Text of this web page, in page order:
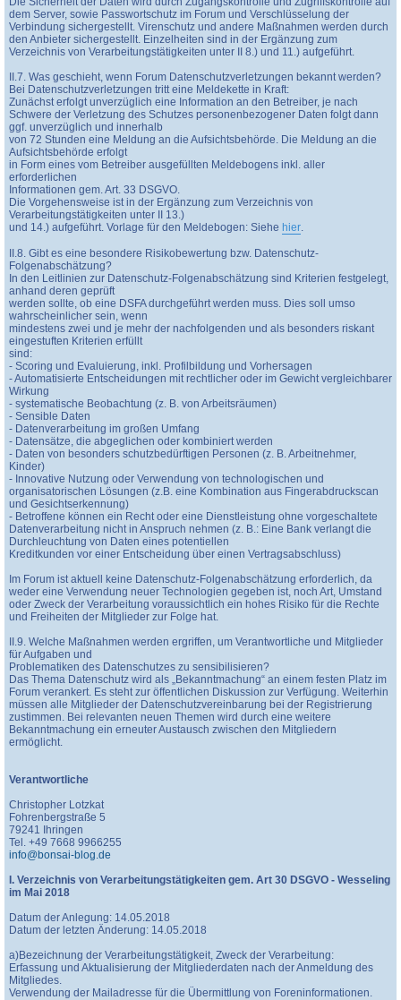
dem Server, sowie Passwortschutz im Forum und Verschlüsselung der
Verbindung sichergestellt. Virenschutz und andere Maßnahmen werden durch
den Anbieter sichergestellt. Einzelheiten sind in der Ergänzung zum
Verzeichnis von Verarbeitungstätigkeiten unter II 8.) und 11.) aufgeführt.
II.7. Was geschieht, wenn Forum Datenschutzverletzungen bekannt werden?
Bei Datenschutzverletzungen tritt eine Meldekette in Kraft:
Zunächst erfolgt unverzüglich eine Information an den Betreiber, je nach
Schwere der Verletzung des Schutzes personenbezogener Daten folgt dann
ggf. unverzüglich und innerhalb
von 72 Stunden eine Meldung an die Aufsichtsbehörde. Die Meldung an die
Aufsichtsbehörde erfolgt
in Form eines vom Betreiber ausgefüllten Meldebogens inkl. aller
erforderlichen
Informationen gem. Art. 33 DSGVO.
Die Vorgehensweise ist in der Ergänzung zum Verzeichnis von
Verarbeitungstätigkeiten unter II 13.)
und 14.) aufgeführt. Vorlage für den Meldebogen: Siehe hier.
II.8. Gibt es eine besondere Risikobewertung bzw. Datenschutz-
Folgenabschätzung?
In den Leitlinien zur Datenschutz-Folgenabschätzung sind Kriterien festgelegt,
anhand deren geprüft
werden sollte, ob eine DSFA durchgeführt werden muss. Dies soll umso
wahrscheinlicher sein, wenn
mindestens zwei und je mehr der nachfolgenden und als besonders riskant
eingestuften Kriterien erfüllt
sind:
- Scoring und Evaluierung, inkl. Profilbildung und Vorhersagen
- Automatisierte Entscheidungen mit rechtlicher oder im Gewicht vergleichbarer
Wirkung
- systematische Beobachtung (z. B. von Arbeitsräumen)
- Sensible Daten
- Datenverarbeitung im großen Umfang
- Datensätze, die abgeglichen oder kombiniert werden
- Daten von besonders schutzbedürftigen Personen (z. B. Arbeitnehmer,
Kinder)
- Innovative Nutzung oder Verwendung von technologischen und
organisatorischen Lösungen (z.B. eine Kombination aus Fingerabdruckscan
und Gesichtserkennung)
- Betroffene können ein Recht oder eine Dienstleistung ohne vorgeschaltete
Datenverarbeitung nicht in Anspruch nehmen (z. B.: Eine Bank verlangt die
Durchleuchtung von Daten eines potentiellen
Kreditkunden vor einer Entscheidung über einen Vertragsabschluss)
Im Forum ist aktuell keine Datenschutz-Folgenabschätzung erforderlich, da
weder eine Verwendung neuer Technologien gegeben ist, noch Art, Umstand
oder Zweck der Verarbeitung voraussichtlich ein hohes Risiko für die Rechte
und Freiheiten der Mitglieder zur Folge hat.
II.9. Welche Maßnahmen werden ergriffen, um Verantwortliche und Mitglieder
für Aufgaben und
Problematiken des Datenschutzes zu sensibilisieren?
Das Thema Datenschutz wird als „Bekanntmachung“ an einem festen Platz im
Forum verankert. Es steht zur öffentlichen Diskussion zur Verfügung. Weiterhin
müssen alle Mitglieder der Datenschutzvereinbarung bei der Registrierung
zustimmen. Bei relevanten neuen Themen wird durch eine weitere
Bekanntmachung ein erneuter Austausch zwischen den Mitgliedern
ermöglicht.
Verantwortliche
Christopher Lotzkat
Fohrenbergstraße 5
79241 Ihringen
Tel. +49 7668 9966255
info@bonsai-blog.de
I. Verzeichnis von Verarbeitungstätigkeiten gem. Art 30 DSGVO - Wesseling
im Mai 2018
Datum der Anlegung: 14.05.2018
Datum der letzten Änderung: 14.05.2018
a)Bezeichnung der Verarbeitungstätigkeit, Zweck der Verarbeitung:
Erfassung und Aktualisierung der Mitgliederdaten nach der Anmeldung des
Mitgliedes.
Verwendung der Mailadresse für die Übermittlung von Foreninformationen.